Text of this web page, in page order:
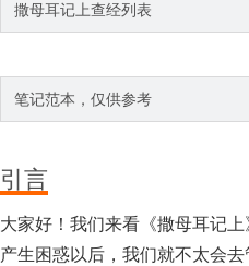
撒母耳记上查经列表
笔记范本，仅供参考
引言
大家好！我们来看《撒母耳记
产生困惑以后，我们就不太会